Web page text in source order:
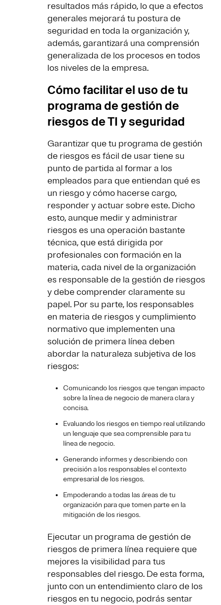
resultados más rápido, lo que a efectos
generales mejorará tu postura de
seguridad en toda la organización y,
además, garantizará una comprensión
generalizada de los procesos en todos
los niveles de la empresa.
Cómo facilitar el uso de tu
programa de gestión de
riesgos de TI y seguridad
Garantizar que tu programa de gestión
de riesgos es fácil de usar tiene su
punto de partida al formar a los
empleados para que entiendan qué es
un riesgo y cómo hacerse cargo,
responder y actuar sobre este. Dicho
esto, aunque medir y administrar
riesgos es una operación bastante
técnica, que está dirigida por
profesionales con formación en la
materia, cada nivel de la organización
es responsable de la gestión de riesgos
y debe comprender claramente su
papel. Por su parte, los responsables
en materia de riesgos y cumplimiento
normativo que implementen una
solución de primera línea deben
abordar la naturaleza subjetiva de los
riesgos:
Comunicando los riesgos que tengan impacto
sobre la línea de negocio de manera clara y
concisa.
Evaluando los riesgos en tiempo real utilizando
un lenguaje que sea comprensible para tu
línea de negocio.
Generando informes y describiendo con
precisión a los responsables el contexto
empresarial de los riesgos.
Empoderando a todas las áreas de tu
organización para que tomen parte en la
mitigación de los riesgos.
Ejecutar un programa de gestión de
riesgos de primera línea requiere que
mejores la visibilidad para tus
responsables del riesgo. De esta forma,
junto con un entendimiento claro de los
riesgos en tu negocio, podrás sentar